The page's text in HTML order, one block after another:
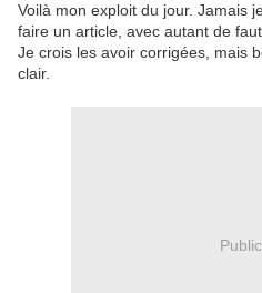
Voilà mon exploit du jour. Jamais
faire un article, avec autant de
Je crois les avoir corrigées, mais
clair.